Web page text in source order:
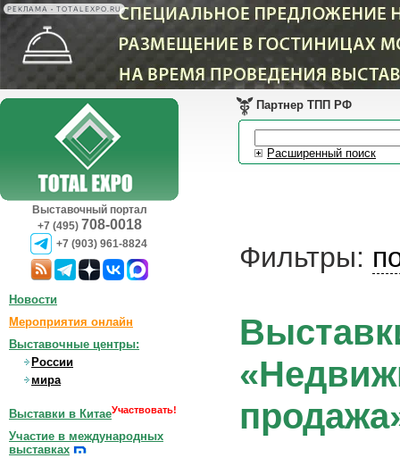
РЕКЛАМА • TOTALEXPO.RU
Выставочный портал
+7 (495) 708-0018
+7 (903) 961-8824
Партнер ТПП РФ
Расширенный поиск
Фильтры:
Новости
Мероприятия онлайн
Выставочные центры:
России
мира
Выставки в КитаеУчаствовать!
Участие в международных
выставках